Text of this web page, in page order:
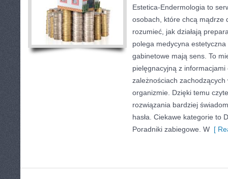
Estetica-Endermologia to
osobach, które chcą mądrze
rozumieć, jak działają
polega medycyna
gabinetowe mają sens. To
pielęgnacyjną z informacjami
zależnościach
organizmie. Dzięki temu
rozwiązania bardziej
hasła. Ciekawe kategorie to
Poradniki zabiegowe. W [